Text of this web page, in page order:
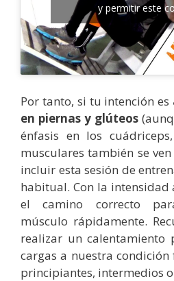
y permitir este
Por tanto, si tu intención es
en piernas y glúteos
énfasis en los
musculares también se
incluir esta sesión de
habitual. Con la intensidad
el camino correcto
músculo rápidamente.
realizar un calentamiento
cargas a nuestra condición
principiantes, intermedios